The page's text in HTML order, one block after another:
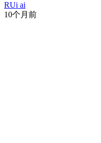
RUi ai
10个月前